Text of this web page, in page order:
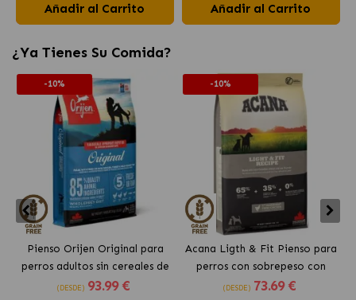
Añadir al Carrito Añadir al Carrito
¿Ya Tienes Su Comida?
-10%
Pienso Orijen Original para
perros adultos sin cereales de
pollo
(DESDE) 93.99 €
-10%
Acana Ligth & Fit Pienso para
perros con sobrepeso con
pollo fresco
(DESDE) 73.69 €